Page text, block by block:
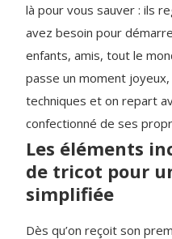
là pour vous sauver : ils
avez besoin pour
enfants, amis, tout le
passe un moment
techniques et on repart
confectionné de ses
Les éléments
de tricot pour
simplifiée
Dès qu’on reçoit son